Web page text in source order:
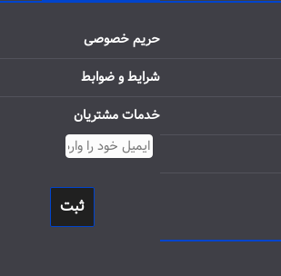
حریم خصوصی
شرایط و ضوابط
خدمات مشتریان
ثبت